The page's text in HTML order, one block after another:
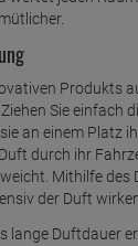
Produkts
Sie einfach
an einem Platz
durch ihr
Mithilfe des
der Duft
lange Duftdauer